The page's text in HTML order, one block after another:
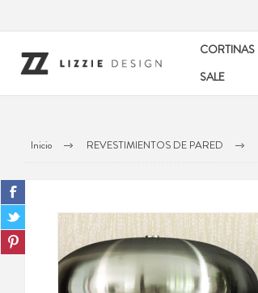
CORTINAS
SALE
Inicio REVESTIMIENTOS DE PARED